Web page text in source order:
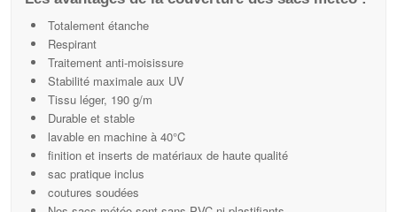
Totalement étanche
Respirant
Traitement anti-moisissure
Stabilité maximale aux UV
Tissu léger, 190 g/m
Durable et stable
lavable en machine à 40°C
finition et inserts de matériaux de haute qualité
sac pratique inclus
coutures soudées